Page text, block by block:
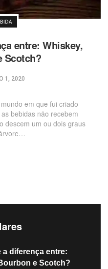
entre: Whiskey,
Scotch?
1, 2020
em que fui criado
bebidas não recebem
descem um ou dois graus
a diferença entre:
e Scotch?